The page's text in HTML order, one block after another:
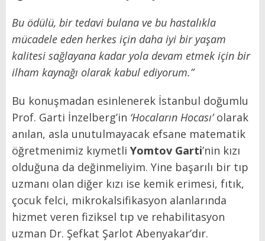
Bu ödülü, bir tedavi bulana ve bu hastalıkla
mücadele eden herkes için daha iyi bir yaşam
kalitesi sağlayana kadar yola devam etmek için bir
ilham kaynağı olarak kabul ediyorum.”
Bu konuşmadan esinlenerek İstanbul doğumlu
Prof. Garti İnzelberg’in ‘Hocaların Hocası’olarak
anılan, asla unutulmayacak efsane matematik
öğretmenimiz kıymetli Yomtov Garti’nin kızı
olduğuna da değinmeliyim. Yine başarılı bir tıp
uzmanı olan diğer kızı ise kemik erimesi, fıtık,
çocuk felci, mikrokalsifikasyon alanlarında
hizmet veren fiziksel tıp ve rehabilitasyon
uzman Dr. Şefkat Şarlot Abenyakar’dır.